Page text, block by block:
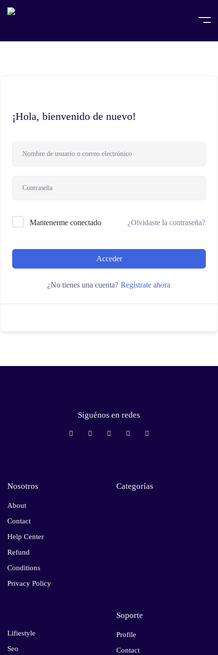
¡Hola, bienvenido de nuevo!
Mantenerme conectado ¿Olvidaste la contraseña?
Acceder
¿No tienes una cuenta? Regístrate ahora
Siguénos en redes
Nosotros
About
Contact
Help Center
Refund
Conditions
Privacy Policy
Categorías
Lifiestyle
Seo
Soporte
Profile
Contact